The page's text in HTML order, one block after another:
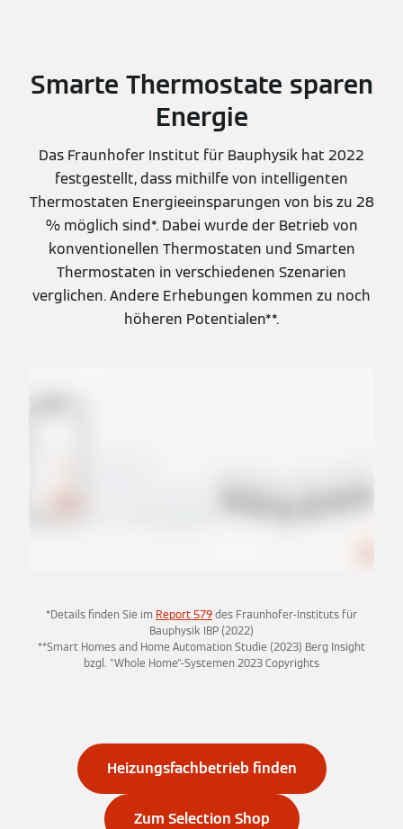
Smarte Thermostate sparen
Energie
Das Fraunhofer Institut für Bauphysik hat 2022
festgestellt, dass mithilfe von intelligenten
Thermostaten Energieeinsparungen von bis zu 28
% möglich sind*. Dabei wurde der Betrieb von
konventionellen Thermostaten und Smarten
Thermostaten in verschiedenen Szenarien
verglichen. Andere Erhebungen kommen zu noch
höheren Potentialen**.
*Details finden Sie im Report 579 des Fraunhofer-Instituts für
Bauphysik IBP (2022)
**Smart Homes and Home Automation Studie (2023) Berg Insight
bzgl. "Whole Home"-Systemen 2023 Copyrights
Heizungsfachbetrieb finden
Zum Selection Shop